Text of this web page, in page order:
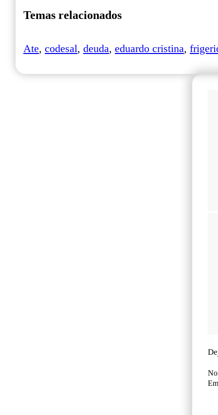
Temas relacionados
Ate, codesal, deuda, eduardo cristina,